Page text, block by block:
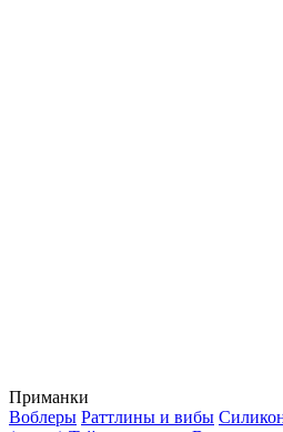
Приманки
Воблеры Раттлины и вибы